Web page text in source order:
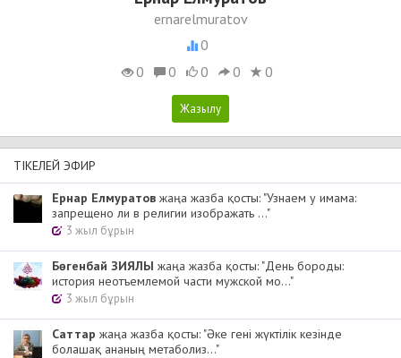
ernarelmuratov
0
0
0 0 0 0
ТІКЕЛЕЙ ЭФИР
Ернар Елмуратов жаңа жазба қосты: "Узнаем у имама:
запрещено ли в религии изображать ..."
3 жыл бұрын
Бөгенбай ЗИЯЛЫ жаңа жазба қосты: "День бороды:
история неотъемлемой части мужской мо..."
3 жыл бұрын
Cаттар жаңа жазба қосты: "Әке гені жүктілік кезінде
болашақ ананың метаболиз..."